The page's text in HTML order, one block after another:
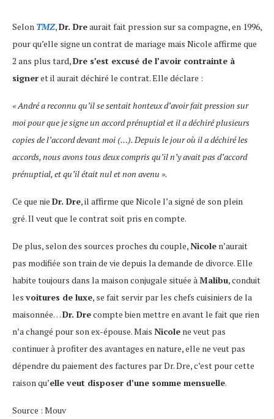
Selon TMZ,Dr. Dreaurait fait pression sur sa compagne, en 1996,
pour qu’elle signe un contrat de mariage mais Nicole affirme que
2 ans plus tard,Dre s’est excusé de l’avoir contrainte à
signeret il aurait déchiré le contrat. Elle déclare :
« André a reconnu qu’il se sentait honteux d’avoir fait pression sur
moi pour que je signe un accord prénuptial et il a déchiré plusieurs
copies de l’accord devant moi (…). Depuis le jour où il a déchiré les
accords, nous avons tous deux compris qu’il n’y avait pas d’accord
prénuptial, et qu’il était nul et non avenu ».
Ce que nie Dr. Dre, il affirme que Nicole l’a signé de son plein
gré. Il veut que le contrat soit pris en compte.
De plus, selon des sources proches du couple,Nicole n’aurait
pas modifiée son train de vie depuis la demande de divorce. Elle
habite toujours dans la maison conjugale située àMalibu, conduit
les voitures de luxe, se fait servir par les chefs cuisiniers de la
maisonnée…Dr. Drecompte bien mettre en avant le fait que rien
n’a changé pour son ex-épouse. Mais Nicole ne veut pas
continuer à profiter des avantages en nature, elle ne veut pas
dépendre du paiement des factures par Dr. Dre, c’est pour cette
raison qu’elle veut disposer d’une somme mensuelle.
Source : Mouv